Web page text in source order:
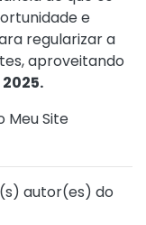
e
regularizar a
aproveitando
2025.
Meu Site
autor(es) do